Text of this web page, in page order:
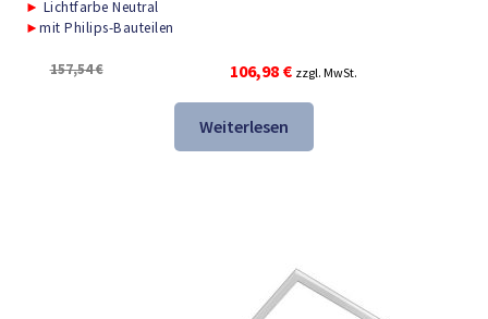
► Lichtfarbe Neutral
►mit Philips-Bauteilen
157,54€
Ursprünglicher
war:
157,54 €
106,98 €Aktueller
106,98 €.
zzgl. MwSt.
Weiterlesen